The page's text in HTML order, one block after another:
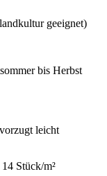
geeignet)
bis Herbst
leicht
Stück/m²